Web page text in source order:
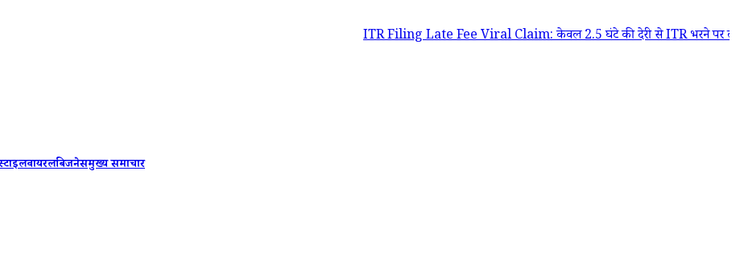
ITR Filing Late Fee Viral Claim: केवल 2.5 घंटे की देरी से ITR भरने पर लगा ₹5,000
वायरलबिजनेसमुख्य समाचार